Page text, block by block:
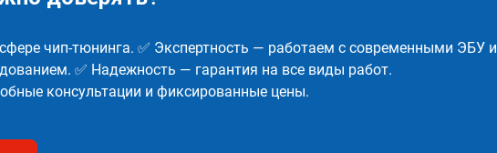
чип-тюнинга. ✅ Экспертность — работаем с современными ЭБУ и
✅ Надежность — гарантия на все виды работ.
консультации и фиксированные цены.